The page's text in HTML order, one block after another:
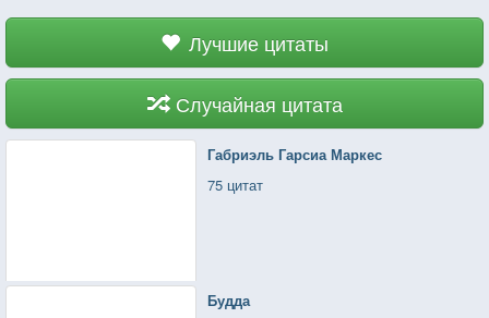
Лучшие цитаты
Случайная цитата
Габриэль Гарсиа Маркес
75 цитат
Будда